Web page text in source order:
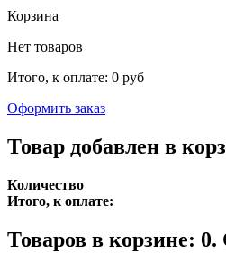
Корзина
Нет товаров
Итого, к оплате: 0 руб
Оформить заказ
Товар добавлен в
Количество
Итого, к оплате:
Товаров в корзине: 0.